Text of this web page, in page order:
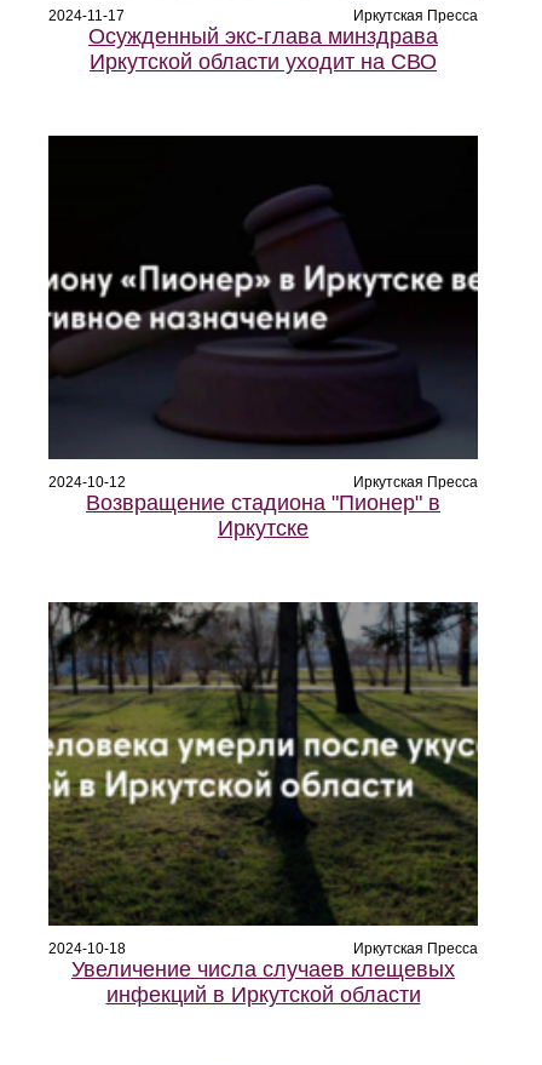
2024-11-17 Иркутская Пресса
Осужденный экс-глава минздрава
Иркутской области уходит на СВО
2024-10-12 Иркутская Пресса
Возвращение стадиона "Пионер" в
Иркутске
2024-10-18 Иркутская Пресса
Увеличение числа случаев клещевых
инфекций в Иркутской области